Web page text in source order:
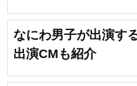
なにわ男子が出演す
出演CMも紹介